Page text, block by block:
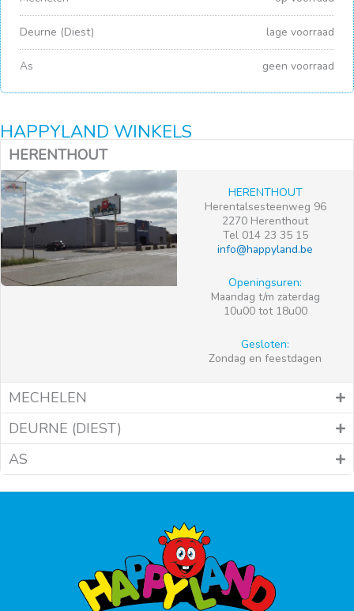
Deurne (Diest) lage voorraad
As geen voorraad
HAPPYLAND WINKELS
HERENTHOUT
HERENTHOUT
Herentalsesteenweg 96
2270 Herenthout
Tel 014 23 35 15
info@happyland.be
Openingsuren:
Maandag t/m zaterdag
10u00 tot 18u00
Gesloten:
Zondag en feestdagen
MECHELEN
DEURNE (DIEST)
AS